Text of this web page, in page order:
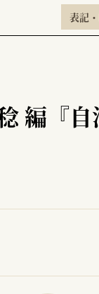
表記
編『自